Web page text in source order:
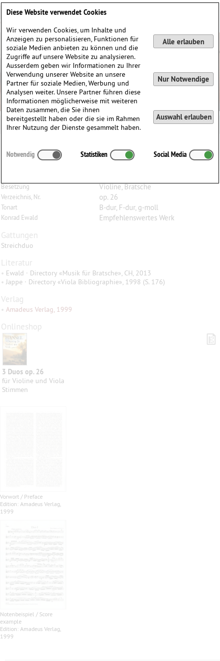
3 Duos, op. 26 (B/F/g), für Violine und Bratsche
Besetzung Violine, Bratsche
Verzeichnis, Nr. op. 26
Tonart B-dur, F-dur, g-moll
Konrad Ewald Empfehlenswertes Werk
Gattungen
Streichduo
Literatur
• Ewald · Directory «Musik für Bratsche», CH, 2013
• Jappe · Directory «Viola Bibliographie», 1998 (S. 176)
Verlag
• Amadeus Verlag, 1999
Onlineshop
3 Duos op. 26
für Violine und Viola
Stimmen
Vorwort / Preface
Edition: Amadeus Verlag,
1999
Notenbeispiel / Score
example
Edition: Amadeus Verlag,
1999
Diese Website verwendet Cookies
Wir verwenden Cookies, um Inhalte und
Anzeigen zu personalisieren, Funktionen für
soziale Medien anbieten zu können und die
Zugriffe auf unsere Website zu analysieren.
Ausserdem geben wir Informationen zu Ihrer
Verwendung unserer Website an unsere
Partner für soziale Medien, Werbung und
Analysen weiter. Unsere Partner führen diese
Informationen möglicherweise mit weiteren
Daten zusammen, die Sie ihnen
bereitgestellt haben oder die sie im Rahmen
Ihrer Nutzung der Dienste gesammelt haben.
Alle erlauben
Nur Notwendige
Auswahl erlauben
Notwendig Statistiken Social Media